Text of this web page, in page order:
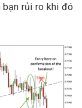
bạn rủi ro khi đó